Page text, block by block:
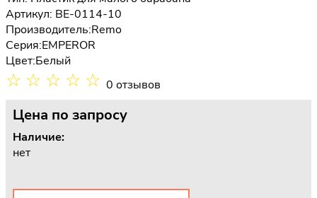
Артикул: BE-0114-10
Производитель:Remo
Серия:EMPEROR
Цвет:Белый
☆ ☆ ☆ ☆ ☆ 0 отзывов
Цена по запросу
Наличие:
нет